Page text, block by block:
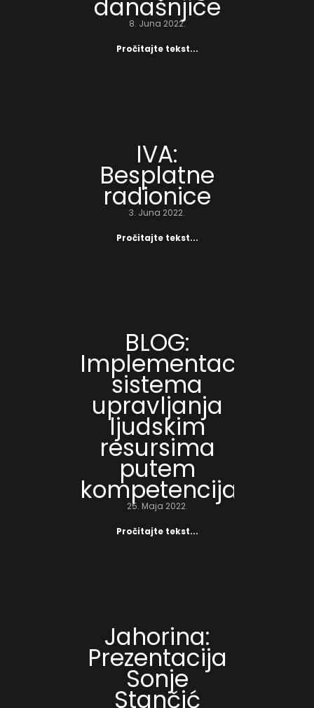
današnjice
8. Juna 2022.
Pročitajte tekst...
IVA:
Besplatne
radionice
3. Juna 2022.
Pročitajte tekst...
BLOG:
Implementacija
sistema
upravljanja
ljudskim
resursima
putem
kompetencija
25. Maja 2022.
Pročitajte tekst...
Jahorina:
Prezentacija
Sonje
Stančić